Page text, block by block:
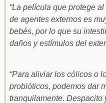
“La película que protege
de agentes externos es
bebés, por lo que su
daños y estímulos del
“Para aliviar los cólicos o
probióticos, podemos dar
tranquilamente. Despacito